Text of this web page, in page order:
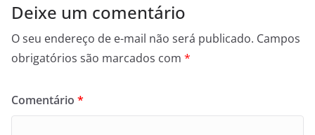
Deixe um comentário
O seu endereço de e-mail não será publicado. Campos
obrigatórios são marcados com *
Comentário *